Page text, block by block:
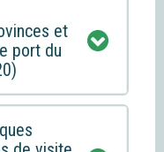
et
port du